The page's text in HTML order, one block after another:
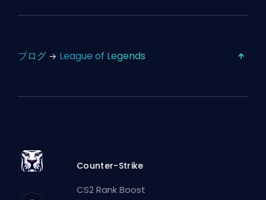
ブログ League of Legends
Counter-Strike
CS2 Rank Boost